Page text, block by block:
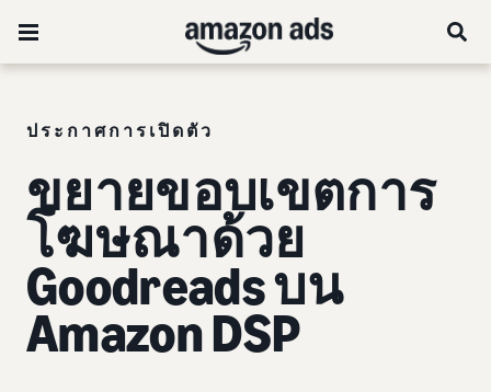
ประกาศการเปิดตัว
ขยายขอบเขตการ
โฆษณาด้วย
Goodreads บน
Amazon DSP